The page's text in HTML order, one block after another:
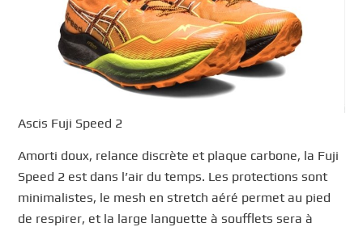
Ascis Fuji Speed 2
Amorti doux, relance discrète et plaque carbone, la Fuji
Speed 2 est dans l’air du temps. Les protections sont
minimalistes, le mesh en stretch aéré permet au pied
de respirer, et la large languette à soufflets sera à